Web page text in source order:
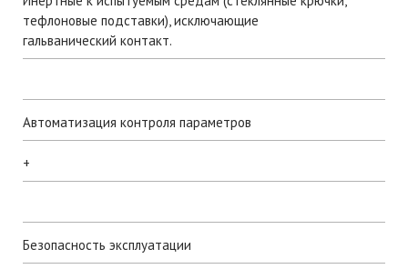
тефлоновые подставки), исключающие
гальванический контакт.
Автоматизация контроля параметров
+
Безопасность эксплуатации